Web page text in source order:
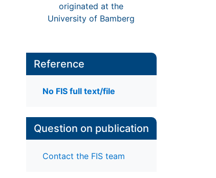
originated at the
University of Bamberg
Reference
No FIS full text/file
Question on publication
Contact the FIS team